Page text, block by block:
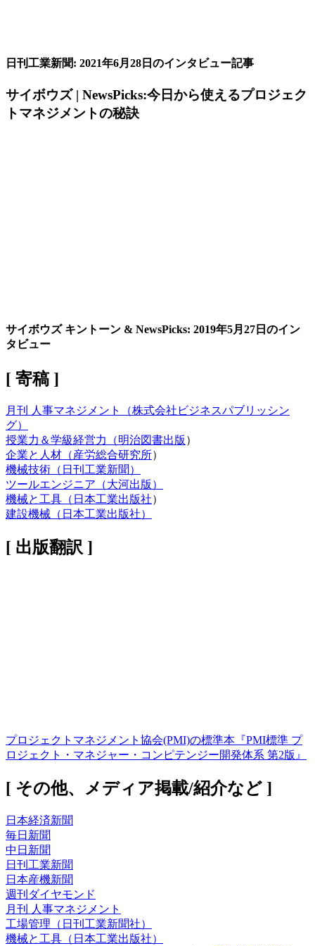
日刊工業新聞: 2021年6月28日のインタビュー記事
サイボウズ | NewsPicks:今日から使えるプロジェク
トマネジメントの秘訣
サイボウズ キントーン & NewsPicks: 2019年5月27日のイン
タビュー
[ 寄稿 ]
月刊 人事マネジメント（株式会社ビジネスパブリッシン
グ）
授業力＆学級経営力（明治図書出版 ）
企業と人材（産労総合研究所）
機械技術（日刊工業新聞）
ツールエンジニア（大河出版）
機械と工具（日本工業出版社）
建設機械（日本工業出版社）
[ 出版翻訳 ]
プロジェクトマネジメント協会(PMI)の標準本『PMI標準 プ
ロジェクト・マネジャー・コンピテンジー開発体系 第2版』
[ その他、メディア掲載/紹介など ]
日本経済新聞
毎日新聞
中日新聞
日刊工業新聞
日本産機新聞
週刊ダイヤモンド
月刊 人事マネジメント
工場管理（日刊工業新聞社）
機械と工具（日本工業出版社）